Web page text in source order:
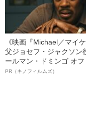
《映画『Michael／マイケ
父ジョセフ・ジャクソン
ールマン・ドミンゴ オフ
ルインタビュー“観客を魅
PR（キノフィルムズ）